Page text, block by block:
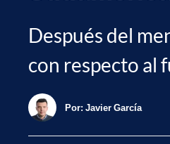
Después del
con respecto al
Por: Javier García